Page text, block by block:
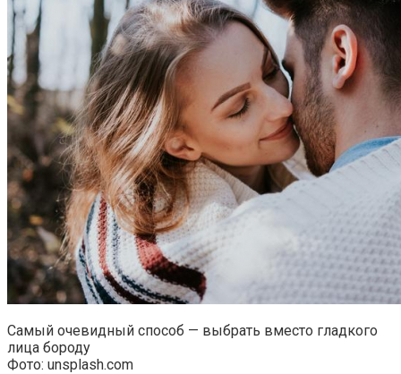
Самый очевидный способ — выбрать вместо гладкого
лица бороду
Фото: unsplash.com